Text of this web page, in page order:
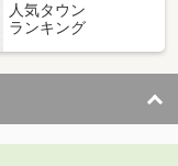
人気タウン
ランキング